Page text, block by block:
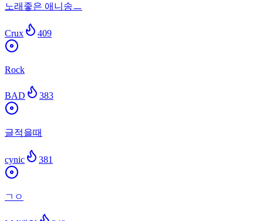
노래좋은 애니송ㅡ
Crux 409
Rock
BAD 383
글적을때
cynic 381
ㄱㅇ